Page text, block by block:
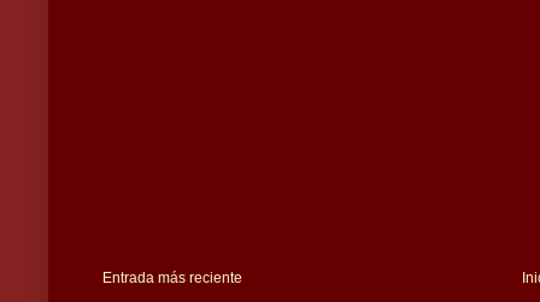
Entrada más reciente